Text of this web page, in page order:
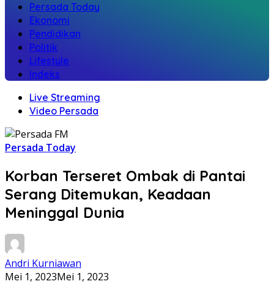
Persada Today
Ekonomi
Pendidikan
Politik
Lifestyle
Indeks
Live Streaming
Video Persada
Persada Today
Korban Terseret Ombak di Pantai
Serang Ditemukan, Keadaan
Meninggal Dunia
Andri Kurniawan
Mei 1, 2023Mei 1, 2023